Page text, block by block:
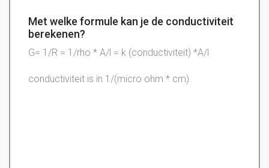
Met welke formule kan je de conductiviteit
berekenen?
G= 1/R = 1/rho * A/l = k (conductiviteit) *A/l
conductiviteit is in 1/(micro ohm * cm)